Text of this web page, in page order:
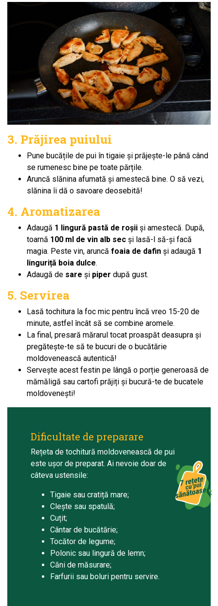
3. Prăjirea puiului
Pune bucățile de pui în tigaie și prăjește-le până când
se rumenesc bine pe toate părțile.
Aruncă slănina afumată și amestecă bine. O să vezi,
slănina îi dă o savoare deosebită!
4. Aromatizarea
Adaugă 1 lingură pastă de roșii și amestecă. După,
toarnă 100 ml de vin alb sec și lasă-l să-și facă
magia. Peste vin, aruncă foaia de dafin și adaugă 1
linguriță boia dulce.
Adaugă de sare și piper după gust.
5. Servirea
Lasă tochitura la foc mic pentru încă vreo 15-20 de
minute, astfel încât să se combine aromele.
La final, presară mărarul tocat proaspăt deasupra și
pregătește-te să te bucuri de o bucătărie
moldovenească autentică!
Servește acest festin pe lângă o porție generoasă de
mămăligă sau cartofi prăjiți și bucură-te de bucatele
moldovenești!
Dificultate de preparare
Rețeta de tochitură moldovenească de pui
este ușor de preparat. Ai nevoie doar de
câteva ustensile:
Tigaie sau cratiță mare;
Clește sau spatulă;
Cuțit;
Cântar de bucătărie;
Tocător de legume;
Polonic sau lingură de lemn;
Căni de măsurare;
Farfurii sau boluri pentru servire.